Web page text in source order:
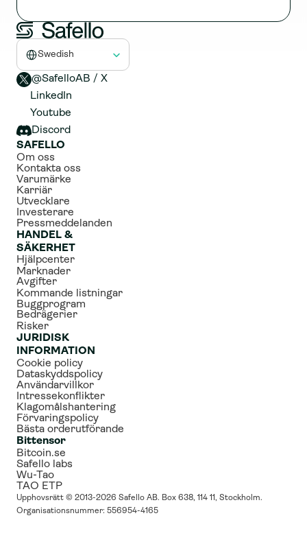
Select Language
Swedish
@SafelloAB / X
LinkedIn
Youtube
Discord
SAFELLO
Om oss
Kontakta oss
Varumärke
Karriär
Utvecklare
Investerare
Pressmeddelanden
HANDEL &
SÄKERHET
Hjälpcenter
Marknader
Avgifter
Kommande listningar
Buggprogram
Bedrägerier
Risker
JURIDISK
INFORMATION
Cookie policy
Dataskyddspolicy
Användarvillkor
Intressekonflikter
Klagomålshantering
Förvaringspolicy
Bästa orderutförande
Bittensor
Bitcoin.se
Safello labs
Wu-Tao
TAO ETP
Upphovsrätt © 2013-2026 Safello AB. Box 638, 114 11, Stockholm.
Organisationsnummer: 556954-4165